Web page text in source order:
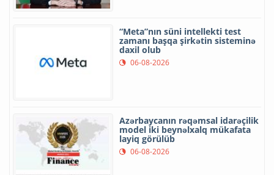
“Meta”nın süni intellekti test
zamanı başqa şirkətin sisteminə
daxil olub
06-08-2026
Azərbaycanın rəqəmsal idarəçilik
model iki beynəlxalq mükafata
layiq görülüb
06-08-2026